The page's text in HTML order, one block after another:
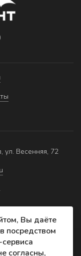
ул. Весенняя, 72
данных
Вы даёте
посредством
согласны,